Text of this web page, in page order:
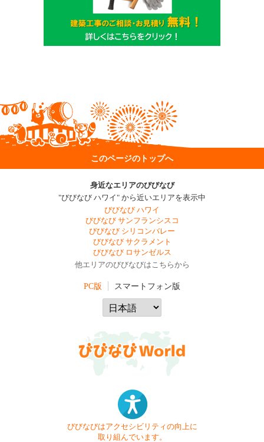
このページのトップへ
身近なエリアのびびなび
"びびなび ハワイ" から近いエリアを表示中
びびなび ハワイ
びびなび サンフランシスコ
びびなび シリコンバレー
びびなび サクラメント
びびなび ロサンゼルス
他エリアのびびなびはこちらから
PC版 スマートフォン版
びびなびはアクセシビリティの向上に
取り組んでいます。